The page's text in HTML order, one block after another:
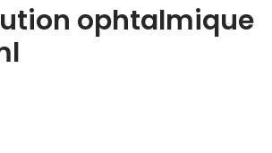
ophtalmique